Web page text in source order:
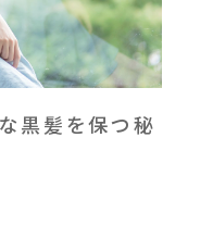
黒髪を保つ秘